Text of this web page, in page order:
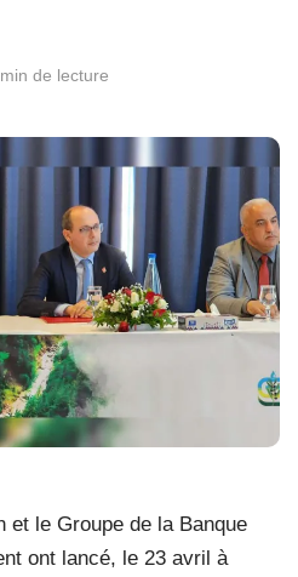
de lecture
et le Groupe de la Banque
ont lancé, le 23 avril à